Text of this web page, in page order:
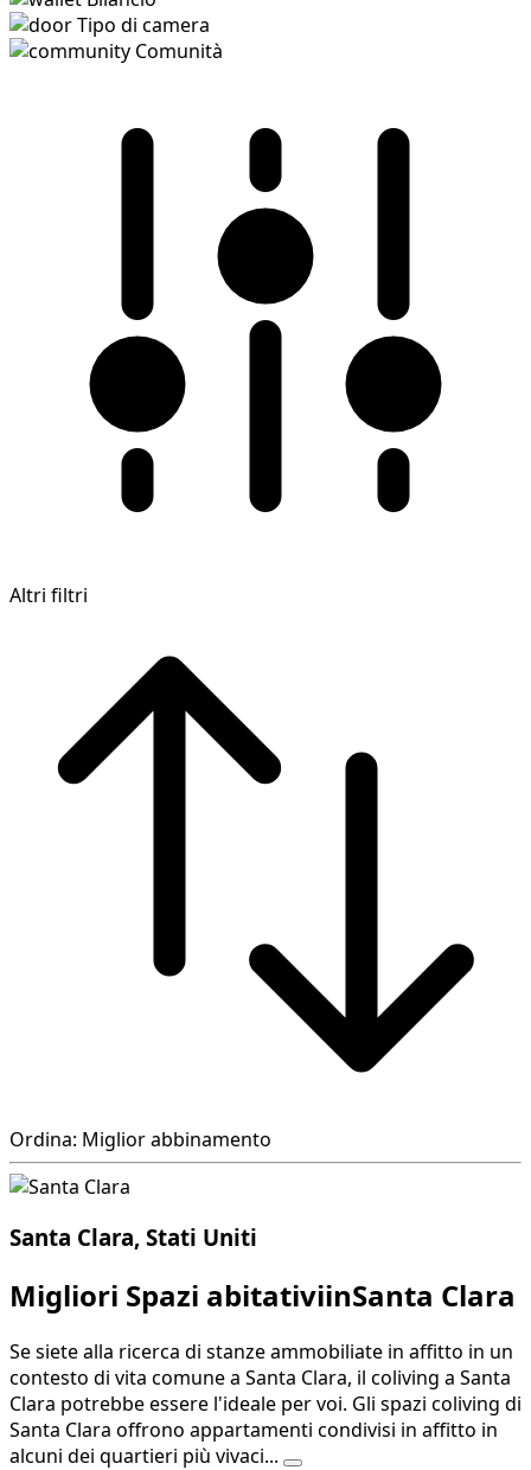
Tipo di camera
Comunità
Altri filtri
Ordina: Miglior abbinamento
Santa Clara, Stati Uniti
Migliori Spazi abitativiinSanta Clara
Se siete alla ricerca di stanze ammobiliate in affitto in un
contesto di vita comune a Santa Clara, il coliving a Santa
Clara potrebbe essere l'ideale per voi. Gli spazi coliving di
Santa Clara offrono appartamenti condivisi in affitto in
alcuni dei quartieri più vivaci...